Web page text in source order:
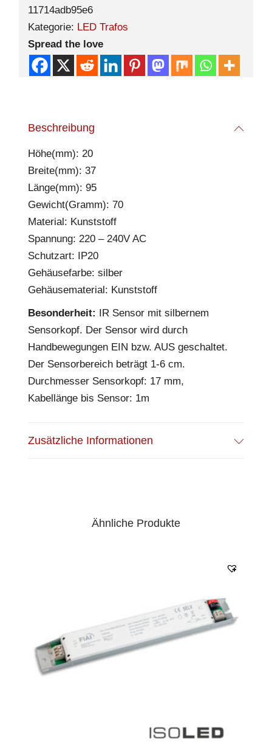
11714adb95e6
Kategorie: LED Trafos
Spread the love
Beschreibung
Höhe(mm): 20
Breite(mm): 37
Länge(mm): 95
Gewicht(Gramm): 70
Material: Kunststoff
Spannung: 220 – 240V AC
Schutzart: IP20
Gehäusefarbe: silber
Gehäusematerial: Kunststoff
Besonderheit:
IR Sensor mit silbernem
Sensorkopf. Der Sensor wird durch
Handbewegungen EIN bzw. AUS geschaltet.
Der Sensorbereich beträgt 1-6 cm.
Durchmesser Sensorkopf: 17 mm,
Kabellänge bis Sensor: 1m
Zusätzliche Informationen
Ähnliche Produkte